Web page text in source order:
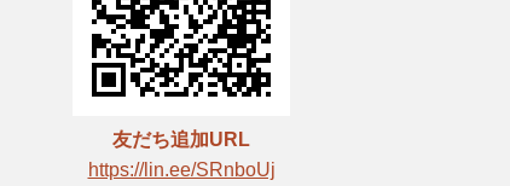
友だち追加URL
https://lin.ee/SRnboUj